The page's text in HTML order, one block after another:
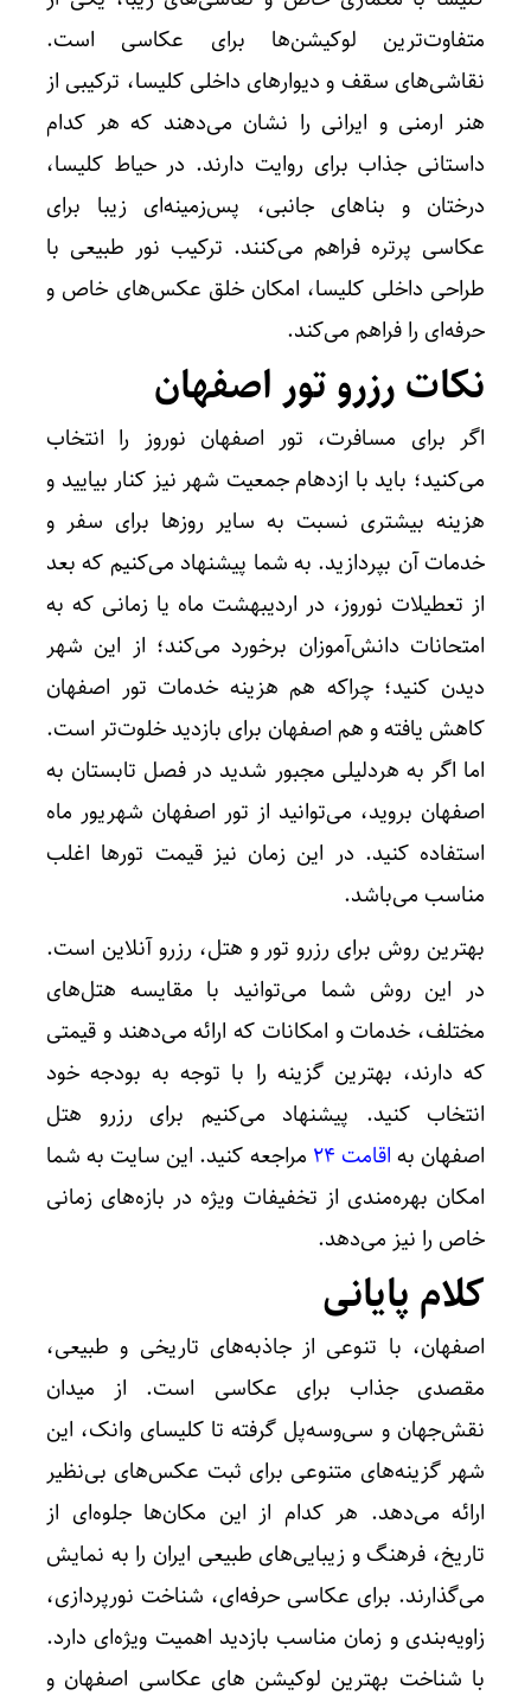
متفاوت‌ترین لوکیشن‌ها برای عکاسی است.
نقاشی‌های سقف و دیوارهای داخلی کلیسا، ترکیبی از
هنر ارمنی و ایرانی را نشان می‌دهند که هر کدام
داستانی جذاب برای روایت دارند. در حیاط کلیسا،
درختان و بناهای جانبی، پس‌زمینه‌ای زیبا برای
عکاسی پرتره فراهم می‌کنند. ترکیب نور طبیعی با
طراحی داخلی کلیسا، امکان خلق عکس‌های خاص و
حرفه‌ای را فراهم می‌کند.
نکات رزرو تور اصفهان
اگر برای مسافرت، تور اصفهان نوروز را انتخاب
می‌کنید؛ باید با ازدهام جمعیت شهر نیز کنار بیایید و
هزینه بیشتری نسبت به سایر روزها برای سفر و
خدمات آن بپردازید. به شما پیشنهاد می‌کنیم که بعد
از تعطیلات نوروز، در اردیبهشت ماه یا زمانی که به
امتحانات دانش‌آموزان برخورد می‌کند؛ از این شهر
دیدن کنید؛ چراکه هم هزینه خدمات تور اصفهان
کاهش یافته و هم اصفهان برای بازدید خلوت‌تر است.
اما اگر به هردلیلی مجبور شدید در فصل تابستان به
اصفهان بروید، می‌توانید از تور اصفهان شهریور ماه
استفاده کنید. در این زمان نیز قیمت تورها اغلب
مناسب می‌باشد.
بهترین روش برای رزرو تور و هتل، رزرو آنلاین است.
در این روش شما می‌توانید با مقایسه هتل‌های
مختلف، خدمات و امکانات که ارائه می‌دهند و قیمتی
که دارند، بهترین گزینه را با توجه به بودجه خود
انتخاب کنید. پیشنهاد می‌کنیم برای رزرو هتل
اصفهان به اقامت ۲۴
مراجعه کنید. این سایت به شما
امکان بهره‌مندی از تخفیفات ویژه در بازه‌های زمانی
خاص را نیز می‌دهد.
کلام پایانی
اصفهان، با تنوعی از جاذبه‌های تاریخی و طبیعی،
مقصدی جذاب برای عکاسی است. از میدان
نقش‌جهان و سی‌وسه‌پل گرفته تا کلیسای وانک، این
شهر گزینه‌های متنوعی برای ثبت عکس‌های بی‌نظیر
ارائه می‌دهد. هر کدام از این مکان‌ها جلوه‌ای از
تاریخ، فرهنگ و زیبایی‌های طبیعی ایران را به نمایش
می‌گذارند. برای عکاسی حرفه‌ای، شناخت نورپردازی،
زاویه‌بندی و زمان مناسب بازدید اهمیت ویژه‌ای دارد.
با شناخت بهترین لوکیشن های عکاسی اصفهان و